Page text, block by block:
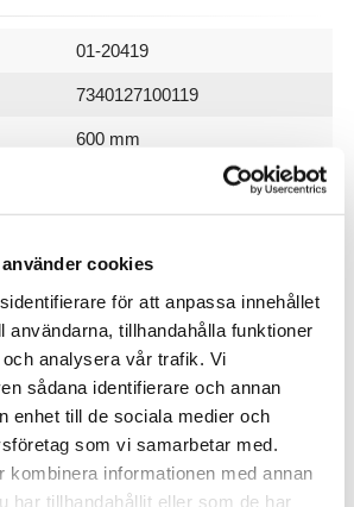
cookies
för att anpassa innehållet
användarna, tillhandahålla funktioner
analysera vår trafik. Vi
sådana identifierare och annan
enhet till de sociala medier och
som vi samarbetar med.
kombinera informationen med annan
har tillhandahållit eller som de har
01-20419
7340127100119
600 mm
01-20419-AW
/ Belysning /Belysningstillbehör